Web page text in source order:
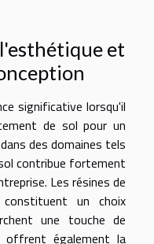
et
significative lorsqu'il
de sol pour un
des domaines tels
contribue fortement
Les résines de
un choix
une touche de
offrent également la